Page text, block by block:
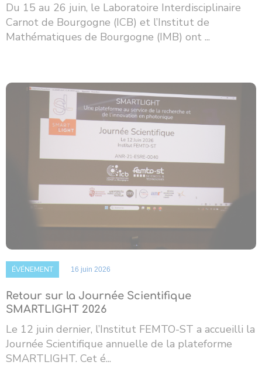
Du 15 au 26 juin, le Laboratoire Interdisciplinaire
Carnot de Bourgogne (ICB) et l’Institut de
Mathématiques de Bourgogne (IMB) ont ...
ÉVÉNEMENT 16 juin 2026
Retour sur la Journée Scientifique
SMARTLIGHT 2026
Le 12 juin dernier, l’Institut FEMTO-ST a accueilli la
Journée Scientifique annuelle de la plateforme
SMARTLIGHT. Cet é...